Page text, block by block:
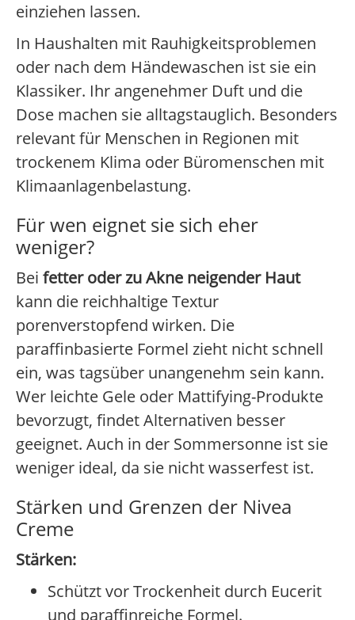
einziehen lassen.
In Haushalten mit Rauhigkeitsproblemen
oder nach dem Händewaschen ist sie ein
Klassiker. Ihr angenehmer Duft und die
Dose machen sie alltagstauglich. Besonders
relevant für Menschen in Regionen mit
trockenem Klima oder Büromenschen mit
Klimaanlagenbelastung.
Für wen eignet sie sich eher
weniger?
Bei fetter oder zu Akne neigender Haut
kann die reichhaltige Textur
porenverstopfend wirken. Die
paraffinbasierte Formel zieht nicht schnell
ein, was tagsüber unangenehm sein kann.
Wer leichte Gele oder Mattifying-Produkte
bevorzugt, findet Alternativen besser
geeignet. Auch in der Sommersonne ist sie
weniger ideal, da sie nicht wasserfest ist.
Stärken und Grenzen der Nivea
Creme
Stärken:
Schützt vor Trockenheit durch Eucerit
und paraffinreiche Formel.